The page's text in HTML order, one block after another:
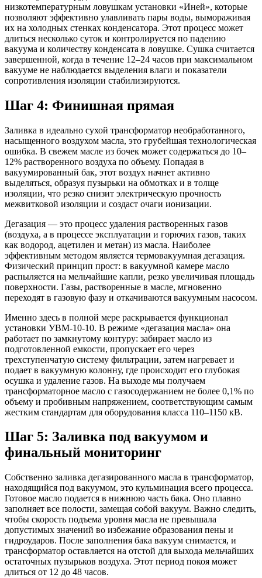
низкотемпературным ловушкам установки «Иней», которые
позволяют эффективно улавливать пары воды, вымораживая
их на холодных стенках конденсатора. Этот процесс может
длиться несколько суток и контролируется по падению
вакуума и количеству конденсата в ловушке. Сушка считается
завершенной, когда в течение 12–24 часов при максимальном
вакууме не наблюдается выделения влаги и показатели
сопротивления изоляции стабилизируются.
Шаг 4: Финишная прямая
Заливка в идеально сухой трансформатор необработанного,
насыщенного воздухом масла, это грубейшая технологическая
ошибка. В свежем масле из бочек может содержаться до 10–
12% растворенного воздуха по объему. Попадая в
вакуумированный бак, этот воздух начнет активно
выделяться, образуя пузырьки на обмотках и в толще
изоляции, что резко снизит электрическую прочность
межвитковой изоляции и создаст очаги ионизации.
Дегазация — это процесс удаления растворенных газов
(воздуха, а в процессе эксплуатации и горючих газов, таких
как водород, ацетилен и метан) из масла. Наиболее
эффективным методом является термовакуумная дегазация.
Физический принцип прост: в вакуумной камере масло
распыляется на мельчайшие капли, резко увеличивая площадь
поверхности. Газы, растворенные в масле, мгновенно
переходят в газовую фазу и откачиваются вакуумным насосом.
Именно здесь в полной мере раскрывается функционал
установки УВМ-10-10. В режиме «дегазация масла» она
работает по замкнутому контуру: забирает масло из
подготовленной емкости, пропускает его через
трехступенчатую систему фильтрации, затем нагревает и
подает в вакуумную колонну, где происходит его глубокая
осушка и удаление газов. На выходе мы получаем
трансформаторное масло с газосодержанием не более 0,1% по
объему и пробивным напряжением, соответствующим самым
жестким стандартам для оборудования класса 110–1150 кВ.
Шаг 5: Заливка под вакуумом и
финальный мониторинг
Собственно заливка дегазированного масла в трансформатор,
находящийся под вакуумом, это кульминация всего процесса.
Готовое масло подается в нижнюю часть бака. Оно плавно
заполняет все полости, замещая собой вакуум. Важно следить,
чтобы скорость подъема уровня масла не превышала
допустимых значений во избежание образования пены и
гидроударов. После заполнения бака вакуум снимается, и
трансформатор оставляется на отстой для выхода мельчайших
остаточных пузырьков воздуха. Этот период покоя может
длиться от 12 до 48 часов.